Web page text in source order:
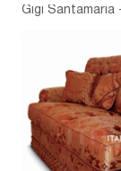
Gigi Santamaria